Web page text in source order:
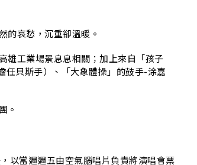
的哀愁，沉重卻溫暖。
雄工業場景息息相關；加上來自「孩子
貝斯手）、「大象體操」的鼓手-涂嘉
。
以當週週五由空氣腦唱片負責將演唱會票